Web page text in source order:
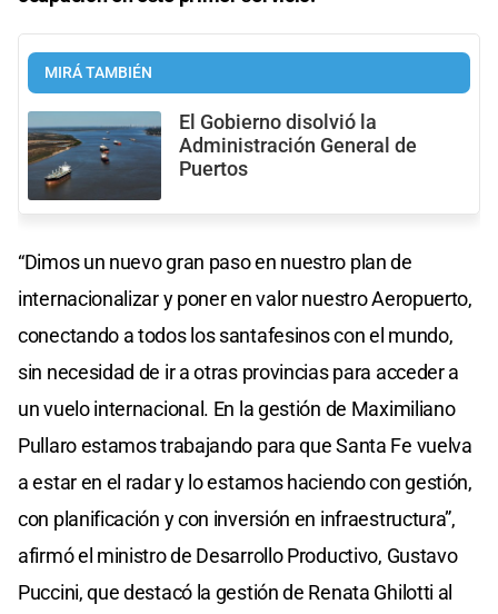
MIRÁ TAMBIÉN
El Gobierno disolvió la
Administración General de
Puertos
“Dimos un nuevo gran paso en nuestro plan de
internacionalizar y poner en valor nuestro Aeropuerto,
conectando a todos los santafesinos con el mundo,
sin necesidad de ir a otras provincias para acceder a
un vuelo internacional. En la gestión de Maximiliano
Pullaro estamos trabajando para que Santa Fe vuelva
a estar en el radar y lo estamos haciendo con gestión,
con planificación y con inversión en infraestructura”,
afirmó el ministro de Desarrollo Productivo, Gustavo
Puccini, que destacó la gestión de Renata Ghilotti al